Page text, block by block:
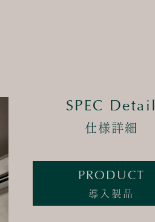
SPEC Detail
仕様詳細
PRODUCT
導入製品